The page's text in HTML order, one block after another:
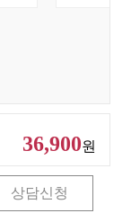
36,900원